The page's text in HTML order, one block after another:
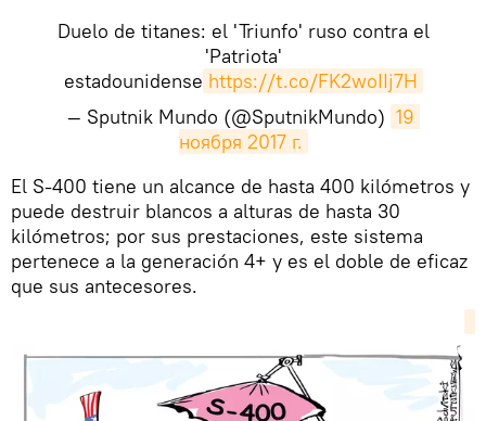
Duelo de titanes: el 'Triunfo' ruso contra el
'Patriota'
estadounidense https://t.co/FK2woIIj7H
— Sputnik Mundo (@SputnikMundo) 19
ноября 2017 г.
​El S-400 tiene un alcance de hasta 400 kilómetros y
puede destruir blancos a alturas de hasta 30
kilómetros; por sus prestaciones, este sistema
pertenece a la generación 4+ y es el doble de eficaz
que sus antecesores.